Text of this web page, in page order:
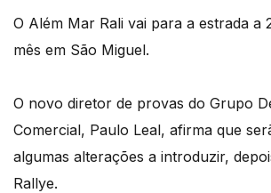
O Além Mar Rali vai para a estrada a
mês em São Miguel.
O novo diretor de provas do Grupo
Comercial, Paulo Leal, afirma que
algumas alterações a introduzir,
Rallye.